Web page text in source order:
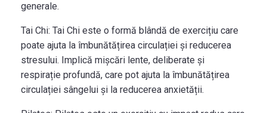
generale.
Tai Chi: Tai Chi este o formă blândă de exercițiu care
poate ajuta la îmbunătățirea circulației și reducerea
stresului. Implică mișcări lente, deliberate și
respirație profundă, care pot ajuta la îmbunătățirea
circulației sângelui și la reducerea anxietății.